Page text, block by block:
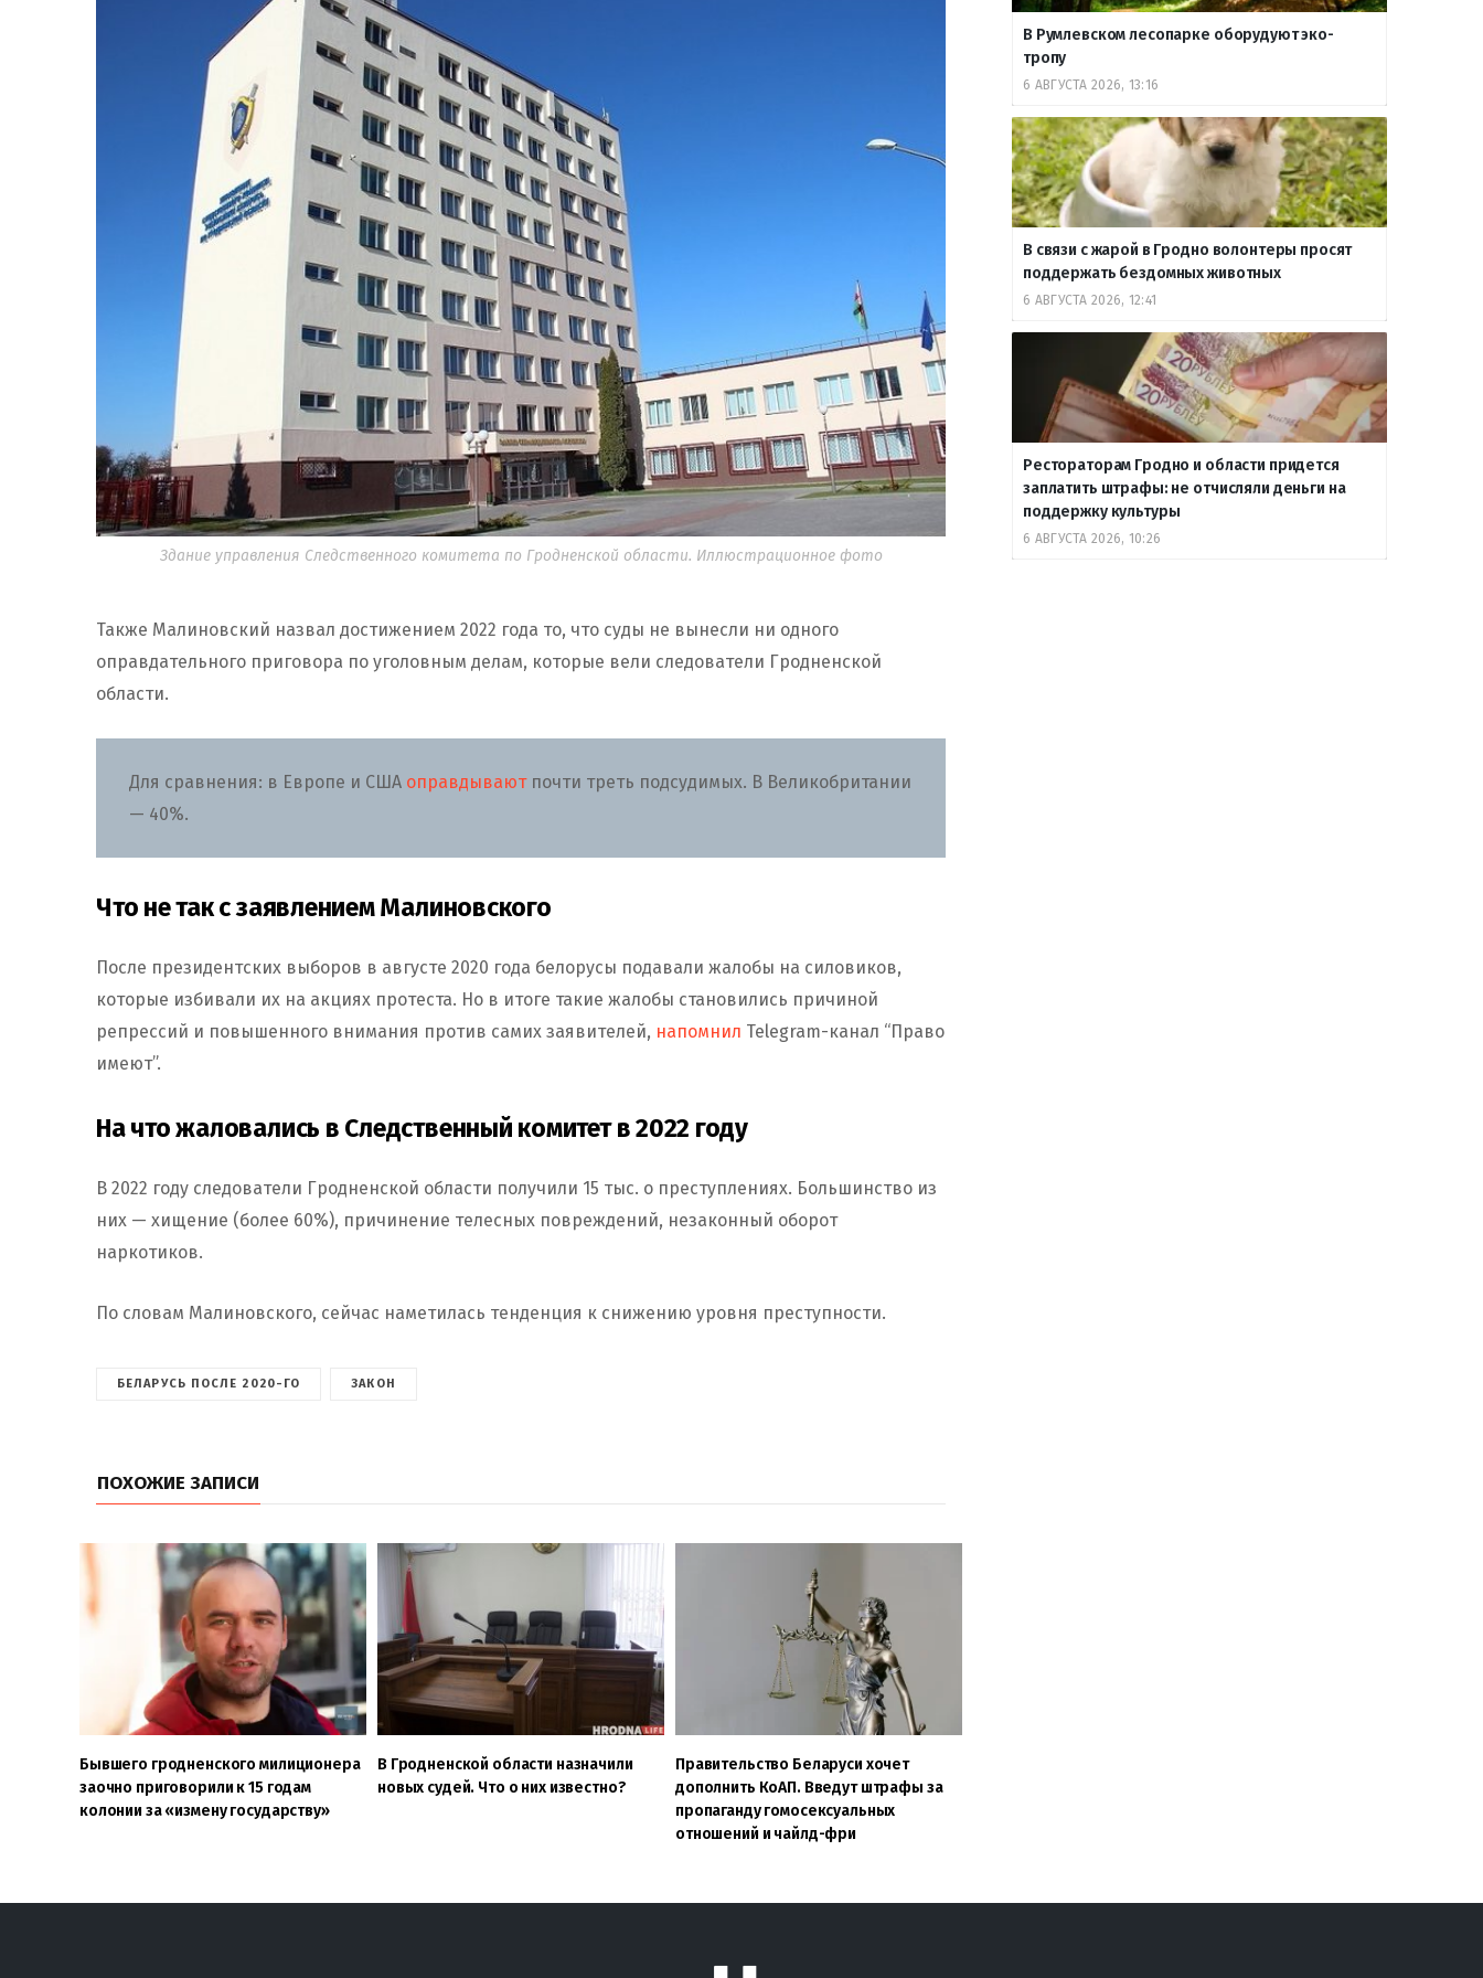
Здание управления Следственного комитета по Гродненской области. Иллюстрационное фото
Также Малиновский назвал достижением 2022 года то, что суды не вынесли ни одного
оправдательного приговора по уголовным делам, которые вели следователи Гродненской
области.
Для сравнения: в Европе и США оправдываютпочти треть подсудимых. В Великобритании
— 40%.
Что не так с заявлением Малиновского
После президентских выборов в августе 2020 года белорусы подавали жалобы на силовиков,
которые избивали их на акциях протеста. Но в итоге такие жалобы становились причиной
репрессий и повышенного внимания против самих заявителей, напомнил Telegram-канал “Право
имеют”.
На что жаловались в Следственный комитет в 2022 году
В 2022 году следователи Гродненской области получили 15 тыс. о преступлениях. Большинство из
них — хищение (более 60%), причинение телесных повреждений, незаконный оборот
наркотиков.
По словам Малиновского, сейчас наметилась тенденция к снижению уровня преступности.
БЕЛАРУСЬ ПОСЛЕ 2020-ГО ЗАКОН
ПОХОЖИЕ ЗАПИСИ
Бывшего гродненского милиционера
заочно приговорили к 15 годам
колонии за «измену государству»
В Гродненской области назначили
новых судей. Что о них известно?
Правительство Беларуси хочет
дополнить КоАП. Введут штрафы за
пропаганду гомосексуальных
отношений и чайлд-фри
В Румлевском лесопарке оборудуют эко-
тропу
6 АВГУСТА 2026, 13:16
В связи с жарой в Гродно волонтеры просят
поддержать бездомных животных
6 АВГУСТА 2026, 12:41
Рестораторам Гродно и области придется
заплатить штрафы: не отчисляли деньги на
поддержку культуры
6 АВГУСТА 2026, 10:26